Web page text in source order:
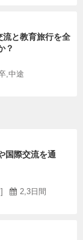
流と教育旅行を全
？
,中途
国際交流を通
2,3日間